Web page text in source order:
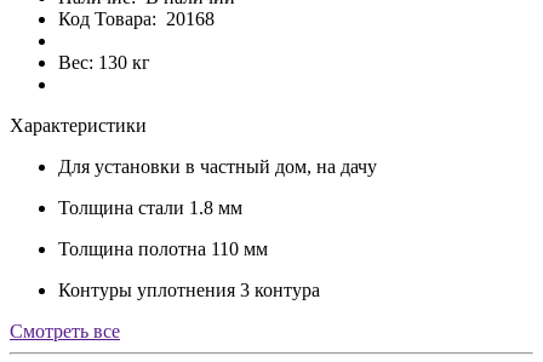
Код Товара: 20168
Вес: 130 кг
Характеристики
Для установки в частный дом, на дачу
Толщина стали 1.8 мм
Толщина полотна 110 мм
Контуры уплотнения 3 контура
Cмотреть все